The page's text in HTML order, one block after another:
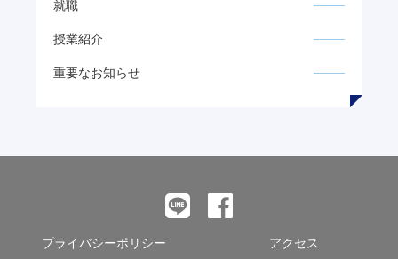
就職
授業紹介
重要なお知らせ
プライバシーポリシー アクセス